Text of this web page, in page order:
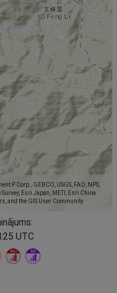
P Corp., GEBCO, USGS, FAO, NPS,
Esri Japan, METI, Esri China
and the GIS User Community
UTC